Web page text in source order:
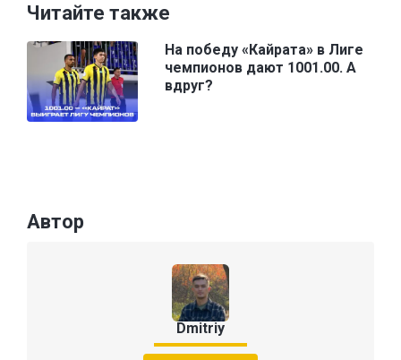
Читайте также
На победу «Кайрата» в Лиге
чемпионов дают 1001.00. А
вдруг?
Автор
Dmitriy